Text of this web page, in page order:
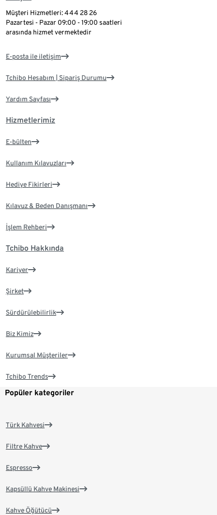
Müşteri Hizmetleri: 444 28 26
Pazartesi - Pazar 09:00 - 19:00 saatleri
arasında hizmet vermektedir
E-posta ile iletişim
Tchibo Hesabım | Sipariş Durumu
Yardım Sayfası
Hizmetlerimiz
E-bülten
Kullanım Kılavuzları
Hediye Fikirleri
Kılavuz & Beden Danışmanı
İşlem Rehberi
Tchibo Hakkında
Kariyer
Şirket
Sürdürülebilirlik
Biz Kimiz
Kurumsal Müşteriler
Tchibo Trends
Popüler kategoriler
Türk Kahvesi
Filtre Kahve
Espresso
Kapsüllü Kahve Makinesi
Kahve Öğütücü